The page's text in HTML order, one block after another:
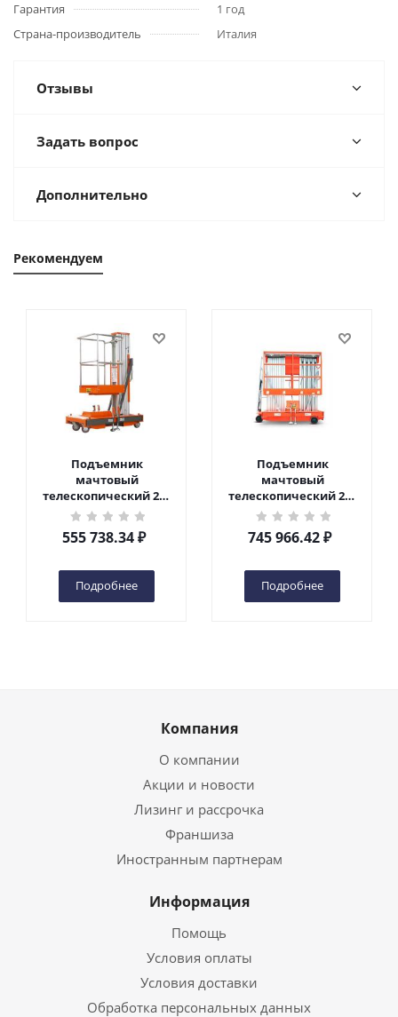
Гарантия
1 год
Страна-производитель
Италия
Отзывы
Задать вопрос
Дополнительно
Рекомендуем
Подъемник
мачтовый
телескопический 200
кг 6 м TOR GTWY6-200S
DC 2-мачтовый
(автономный) (G) в
555 738.34₽
Подробнее
Подъемник
мачтовый
телескопический 200
кг 10 м TOR GTWY10-
200S DC 2-мачтовый
(автономный) (N) в
745 966.42₽
Подробнее
Компания
О компании
Акции и новости
Лизинг и рассрочка
Франшиза
Иностранным партнерам
Информация
Помощь
Условия оплаты
Условия доставки
Обработка персональных данных